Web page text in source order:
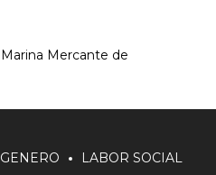
GENERO LABOR SOCIAL